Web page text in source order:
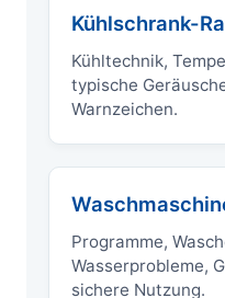
Kühlschrank-
Kühltechnik,
typische
Warnzeichen.
Programme,
Wasserprobleme,
sichere Nutzung.